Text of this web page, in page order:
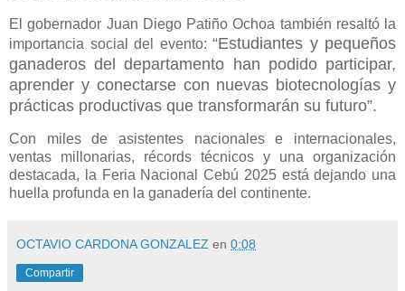
El gobernador Juan Diego Patiño Ochoa también resaltó la
importancia social del evento: “Estudiantes y pequeños
ganaderos del departamento han podido participar,
aprender y conectarse con nuevas biotecnologías y
prácticas productivas que transformarán su futuro”.
Con miles de asistentes nacionales e internacionales,
ventas millonarias, récords técnicos y una organización
destacada, la Feria Nacional Cebú 2025 está dejando una
huella profunda en la ganadería del continente.
OCTAVIO CARDONA GONZALEZ en 0:08
Compartir